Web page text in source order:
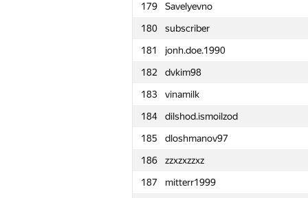
179
Savelyevno
180
subscriber
181
jonh.doe.1990
182
dvkim98
183
vinamilk
184
dilshod.ismoilzod
185
dloshmanov97
186
zzxzxzzxz
187
mitterr1999
156
SteamoRock
157
johand84
158
mr.medun
159
hbatyrkhan
160
AngryBac0n
161
stczhc
162
shessmaster12
163
fhlasek
164
rais.rybakov